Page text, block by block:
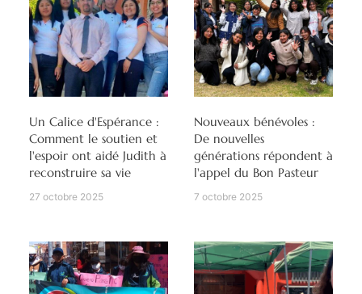
Un Calice d'Espérance :
Comment le soutien et
l'espoir ont aidé Judith à
reconstruire sa vie
27 octobre 2025
Nouveaux bénévoles :
De nouvelles
générations répondent à
l'appel du Bon Pasteur
7 octobre 2025